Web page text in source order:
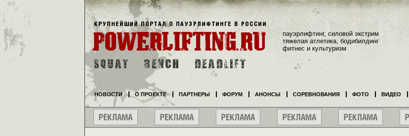
пауэрлифтинг, силовой экстрим
тяжелая атлетика, бодибилдинг
фитнес и культуризм
НОВОСТИ О ПРОЕКТЕ ПАРТНЕРЫ ФОРУМ АНОНСЫ СОРЕВНОВАНИЯ ФОТО ВИДЕО